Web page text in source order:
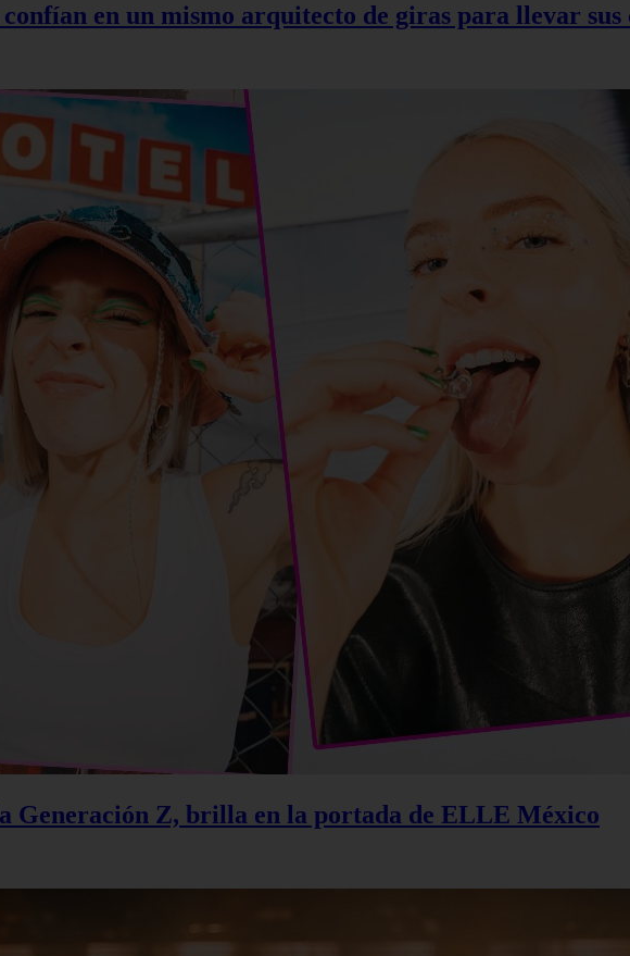
en un mismo arquitecto de giras para llevar sus
Generación Z, brilla en la portada de ELLE México